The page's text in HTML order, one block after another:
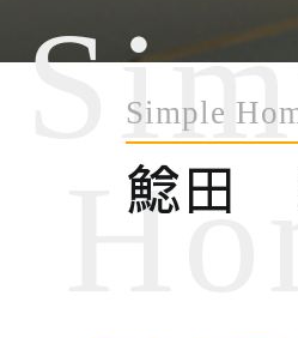
Simple
鯰田